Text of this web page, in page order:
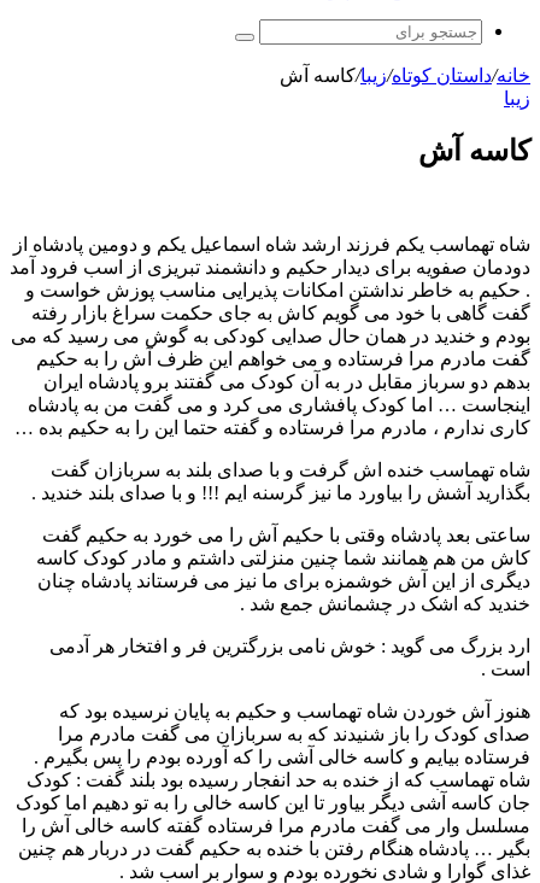
جستجو
خانه/داستان کوتاه/زیبا/کاسه آش
زیبا
کاسه آش
شاه تهماسب یکم فرزند ارشد شاه اسماعیل یکم و دومین پادشاه از
دودمان صفویه برای دیدار حکیم و دانشمند تبریزی از اسب فرود آمد
. حکیم به خاطر نداشتن امکانات پذیرایی مناسب پوزش خواست و
گفت گاهی با خود می گویم کاش به جای حکمت سراغ بازار رفته
بودم و خندید در همان حال صدایی کودکی به گوش می رسید که می
گفت مادرم مرا فرستاده و می خواهم این ظرف آش را به حکیم
بدهم دو سرباز مقابل در به آن کودک می گفتند برو پادشاه ایران
اینجاست … اما کودک پافشاری می کرد و می گفت من به پادشاه
کاری ندارم ، مادرم مرا فرستاده و گفته حتما این را به حکیم بده …
شاه تهماسب خنده اش گرفت و با صدای بلند به سربازان گفت
بگذارید آشش را بیاورد ما نیز گرسنه ایم !!! و با صدای بلند خندید .
ساعتی بعد پادشاه وقتی با حکیم آش را می خورد به حکیم گفت
کاش من هم همانند شما چنین منزلتی داشتم و مادر کودک کاسه
دیگری از این آش خوشمزه برای ما نیز می فرستاند پادشاه چنان
خندید که اشک در چشمانش جمع شد .
ارد بزرگ می گوید : خوش نامی بزرگترین فر و افتخار هر آدمی
است .
هنوز آش خوردن شاه تهماسب و حکیم به پایان نرسیده بود که
صدای کودک را باز شنیدند که به سربازان می گفت مادرم مرا
فرستاده بیایم و کاسه خالی آشی را که آورده بودم را پس بگیرم .
شاه تهماسب که از خنده به حد انفجار رسیده بود بلند گفت : کودک
جان کاسه آشی دیگر بیاور تا این کاسه خالی را به تو دهیم اما کودک
مسلسل وار می گفت مادرم مرا فرستاده گفته کاسه خالی آش را
بگیر … پادشاه هنگام رفتن با خنده به حکیم گفت در دربار هم چنین
غذای گوارا و شادی نخورده بودم و سوار بر اسب شد .